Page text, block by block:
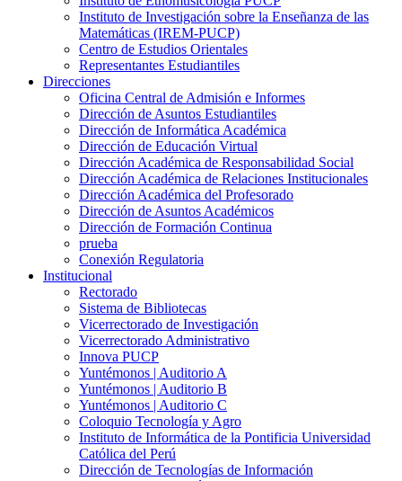
Instituto de Investigación sobre la Enseñanza de las
Matemáticas (IREM-PUCP)
Centro de Estudios Orientales
Representantes Estudiantiles
Direcciones
Oficina Central de Admisión e Informes
Dirección de Asuntos Estudiantiles
Dirección de Informática Académica
Dirección de Educación Virtual
Dirección Académica de Responsabilidad Social
Dirección Académica de Relaciones Institucionales
Dirección Académica del Profesorado
Dirección de Asuntos Académicos
Dirección de Formación Continua
prueba
Conexión Regulatoria
Institucional
Rectorado
Sistema de Bibliotecas
Vicerrectorado de Investigación
Vicerrectorado Administrativo
Innova PUCP
Yuntémonos | Auditorio A
Yuntémonos | Auditorio B
Yuntémonos | Auditorio C
Coloquio Tecnología y Agro
Instituto de Informática de la Pontificia Universidad
Católica del Perú
Dirección de Tecnologías de Información